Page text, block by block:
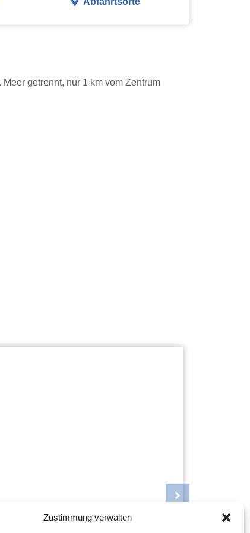
Zustimmung verwalten
getrennt, nur 1 km vom Zentrum